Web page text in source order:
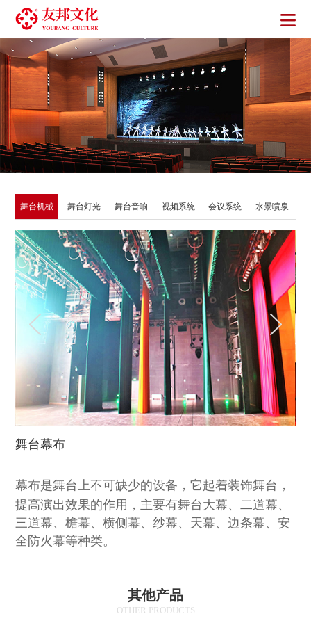
舞台机械 舞台灯光 舞台音响 视频系统 会议系统 水景喷泉
舞台幕布
幕布是舞台上不可缺少的设备，它起着装饰舞台，
提高演出效果的作用，主要有舞台大幕、二道幕、
三道幕、檐幕、横侧幕、纱幕、天幕、边条幕、安
全防火幕等种类。
其他产品
OTHER PRODUCTS